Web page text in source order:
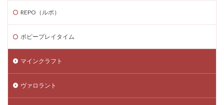
REPO（ルポ）
ポピープレイタイム
マインクラフト
ヴァロラント